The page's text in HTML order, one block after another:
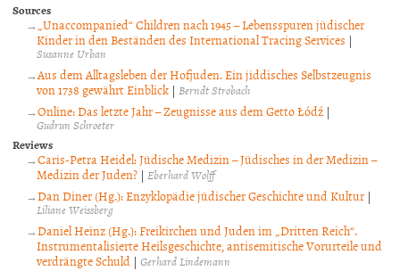
Sources
„Unaccompanied“ Children nach 1945 – Lebensspuren jüdischer
Kinder in den Beständen des International Tracing Services |
Susanne Urban
Aus dem Alltagsleben der Hofjuden. Ein jiddisches Selbstzeugnis
von 1738 gewährt Einblick | Berndt Strobach
Online: Das letzte Jahr – Zeugnisse aus dem Getto Łódź |
Gudrun Schroeter
Reviews
Caris-Petra Heidel: Jüdische Medizin – Jüdisches in der Medizin –
Medizin der Juden? | Eberhard Wolff
Dan Diner (Hg.): Enzyklopädie jüdischer Geschichte und Kultur |
Liliane Weissberg
Daniel Heinz (Hg.): Freikirchen und Juden im „Dritten Reich“.
Instrumentalisierte Heilsgeschichte, antisemitische Vorurteile und
verdrängte Schuld | Gerhard Lindemann